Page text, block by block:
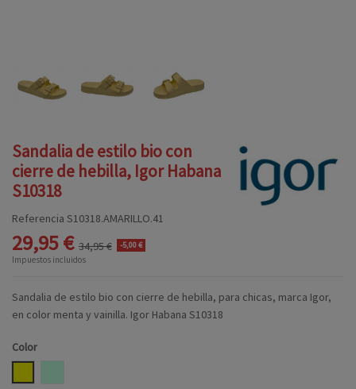
Sandalia de estilo bio con
cierre de hebilla, Igor Habana
S10318
Referencia S10318.AMARILLO.41
29,95 € 34,95 € -5,00 €
Impuestos incluidos
Sandalia de estilo bio con cierre de hebilla, para chicas, marca Igor,
en color menta y vainilla. Igor Habana S10318
Color